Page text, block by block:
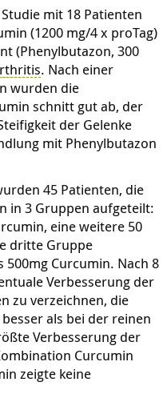
mit 18 Patienten
(1200 mg/4 x proTag)
(Phenylbutazon, 300
. Nach einer
wurden die
schnitt gut ab, der
der Gelenke
mit Phenylbutazon
45 Patienten, die
in 3 Gruppen aufgeteilt:
eine weitere 50
dritte Gruppe
Curcumin. Nach 8
Verbesserung der
zu verzeichnen, die
als bei der reinen
Verbesserung der
Curcumin
zeigte keine